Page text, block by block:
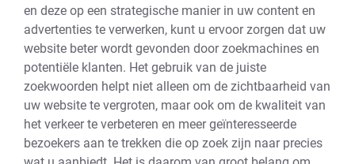
en deze op een strategische manier in uw content en
advertenties te verwerken, kunt u ervoor zorgen dat uw
website beter wordt gevonden door zoekmachines en
potentiële klanten. Het gebruik van de juiste
zoekwoorden helpt niet alleen om de zichtbaarheid van
uw website te vergroten, maar ook om de kwaliteit van
het verkeer te verbeteren en meer geïnteresseerde
bezoekers aan te trekken die op zoek zijn naar precies